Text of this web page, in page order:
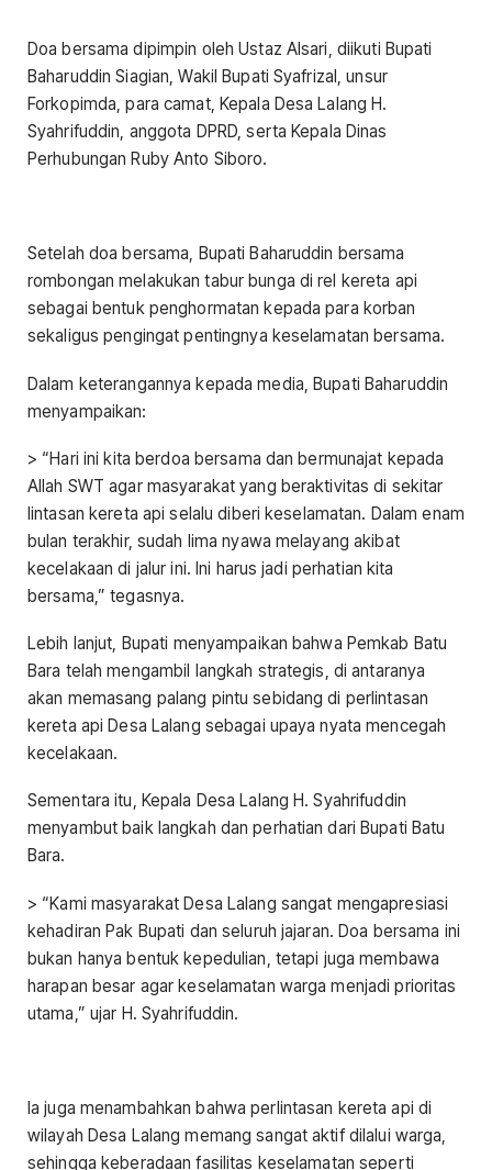
Doa bersama dipimpin oleh Ustaz Alsari, diikuti Bupati
Baharuddin Siagian, Wakil Bupati Syafrizal, unsur
Forkopimda, para camat, Kepala Desa Lalang H.
Syahrifuddin, anggota DPRD, serta Kepala Dinas
Perhubungan Ruby Anto Siboro.
Setelah doa bersama, Bupati Baharuddin bersama
rombongan melakukan tabur bunga di rel kereta api
sebagai bentuk penghormatan kepada para korban
sekaligus pengingat pentingnya keselamatan bersama.
Dalam keterangannya kepada media, Bupati Baharuddin
menyampaikan:
> “Hari ini kita berdoa bersama dan bermunajat kepada
Allah SWT agar masyarakat yang beraktivitas di sekitar
lintasan kereta api selalu diberi keselamatan. Dalam enam
bulan terakhir, sudah lima nyawa melayang akibat
kecelakaan di jalur ini. Ini harus jadi perhatian kita
bersama,” tegasnya.
Lebih lanjut, Bupati menyampaikan bahwa Pemkab Batu
Bara telah mengambil langkah strategis, di antaranya
akan memasang palang pintu sebidang di perlintasan
kereta api Desa Lalang sebagai upaya nyata mencegah
kecelakaan.
Sementara itu, Kepala Desa Lalang H. Syahrifuddin
menyambut baik langkah dan perhatian dari Bupati Batu
Bara.
> “Kami masyarakat Desa Lalang sangat mengapresiasi
kehadiran Pak Bupati dan seluruh jajaran. Doa bersama ini
bukan hanya bentuk kepedulian, tetapi juga membawa
harapan besar agar keselamatan warga menjadi prioritas
utama,” ujar H. Syahrifuddin.
Ia juga menambahkan bahwa perlintasan kereta api di
wilayah Desa Lalang memang sangat aktif dilalui warga,
sehingga keberadaan fasilitas keselamatan seperti